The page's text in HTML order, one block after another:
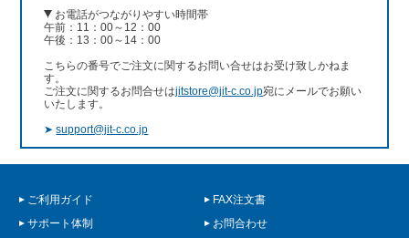
お電話がつながりやすい時間帯
午前：11：00～12：00
午後：13：00～14：00
こちらの番号でご注文に関するお問い合せはお受け致しかねま
す。
ご注文に関するお問合せはjitstore@jit-c.co.jp宛にメールでお願い
いたします。
➤support@jit-c.co.jp
ご利用ガイド
FAX注文書
サポート体制
お問合わせ